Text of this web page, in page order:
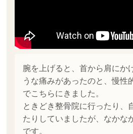
腕を上げると、首から肩にか
うな痛みがあったのと、慢性
でこちらにきました。
ときどき整骨院に行ったり、
たりしていましたが、なかな
です。